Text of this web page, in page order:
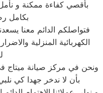
بأقصي كفاءة ممكنة و
بكامل
فتواصلكم الدائم معنا
الكهربائية المنزلية
ونحن في مركز صيانة ميتاج
بأن لا ندخر جهدا كي